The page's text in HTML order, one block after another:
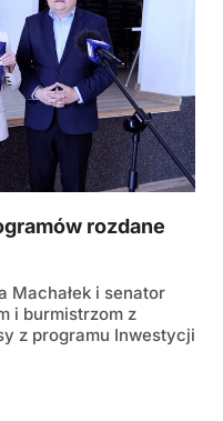
rozdane
Machałek i senator
i burmistrzom z
z programu Inwestycji